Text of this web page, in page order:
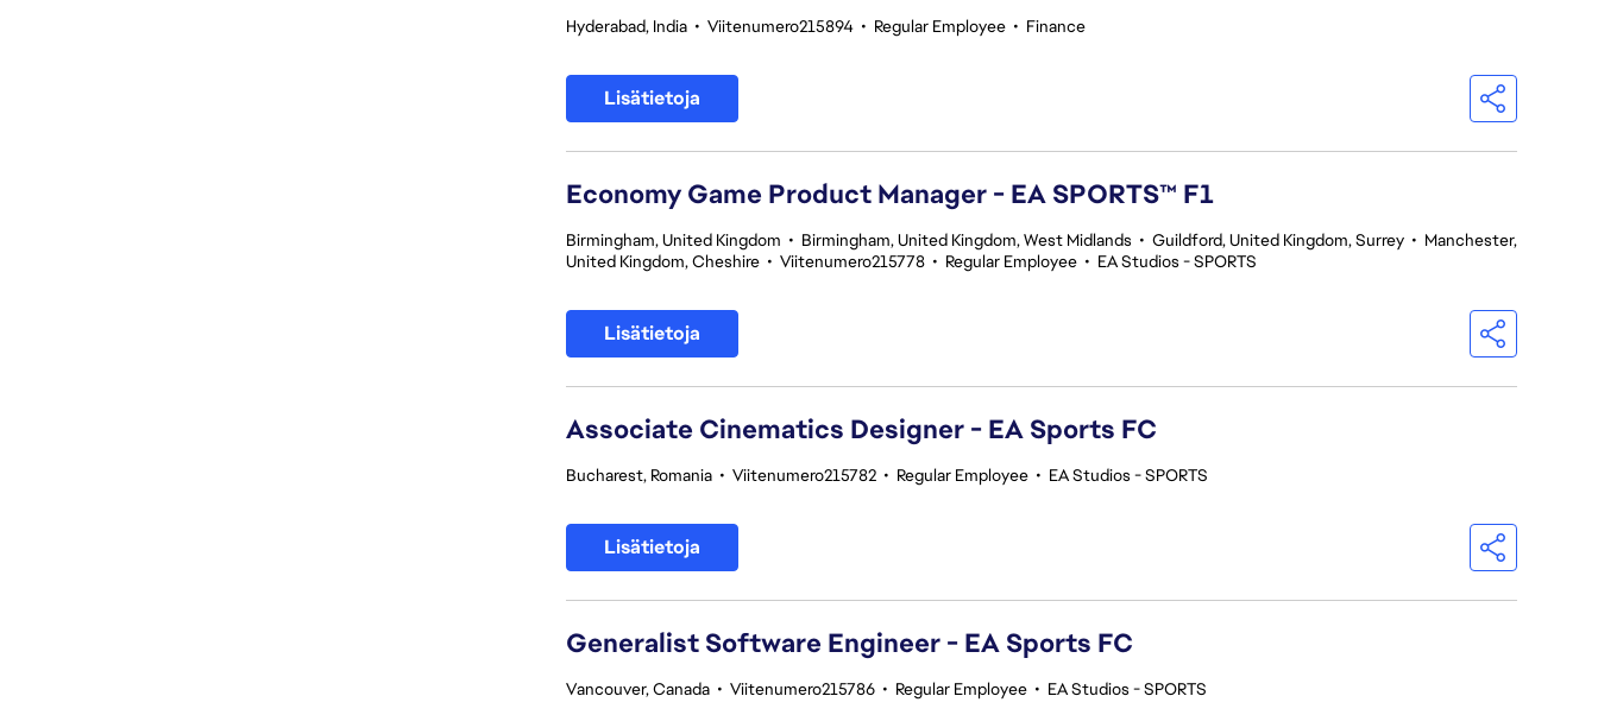
Hyderabad, India • Viitenumero215894 • Regular Employee • Finance
Lisätietoja
Economy Game Product Manager - EA SPORTS™ F1
Birmingham, United Kingdom • Birmingham, United Kingdom, West Midlands • Guildford, United Kingdom, Surrey • Manchester,
United Kingdom, Cheshire • Viitenumero215778 • Regular Employee • EA Studios - SPORTS
Lisätietoja
Associate Cinematics Designer - EA Sports FC
Bucharest, Romania • Viitenumero215782 • Regular Employee • EA Studios - SPORTS
Lisätietoja
Generalist Software Engineer - EA Sports FC
Vancouver, Canada • Viitenumero215786 • Regular Employee • EA Studios - SPORTS